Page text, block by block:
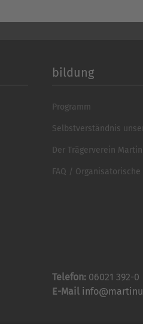
bildung
Programm
Selbstverständnis
Der Trägerverein
FAQ /
Telefon: 06021 392-0
E-Mail